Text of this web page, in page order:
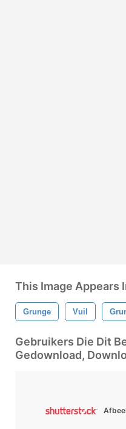
This Image Appears
Grunge Vuil
Gebruikers Die Dit
Gedownload,